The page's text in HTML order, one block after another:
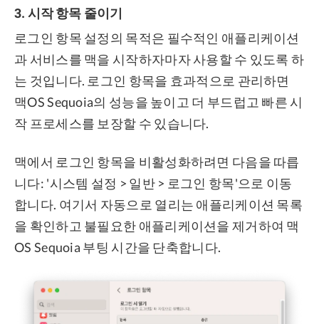
3. 시작 항목 줄이기
로그인 항목 설정의 목적은 필수적인 애플리케이션
과 서비스를 맥을 시작하자마자 사용할 수 있도록 하
는 것입니다. 로그인 항목을 효과적으로 관리하면
맥OS Sequoia의 성능을 높이고 더 부드럽고 빠른 시
작 프로세스를 보장할 수 있습니다.
맥에서 로그인 항목을 비활성화하려면 다음을 따릅
니다: '시스템 설정 > 일반 > 로그인 항목'으로 이동
합니다. 여기서 자동으로 열리는 애플리케이션 목록
을 확인하고 불필요한 애플리케이션을 제거하여 맥
OS Sequoia 부팅 시간을 단축합니다.